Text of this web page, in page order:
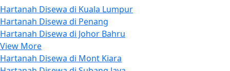
Hartanah Disewa di Kuala Lumpur
Hartanah Disewa di Penang
Hartanah Disewa di Johor Bahru
View More
Hartanah Disewa di Mont Kiara